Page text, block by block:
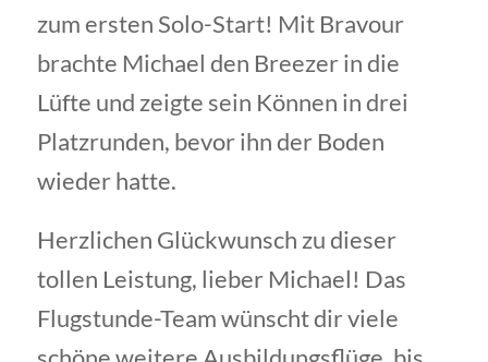
zum ersten Solo-Start! Mit Bravour
brachte Michael den Breezer in die
Lüfte und zeigte sein Können in drei
Platzrunden, bevor ihn der Boden
wieder hatte.
Herzlichen Glückwunsch zu dieser
tollen Leistung, lieber Michael! Das
Flugstunde-Team wünscht dir viele